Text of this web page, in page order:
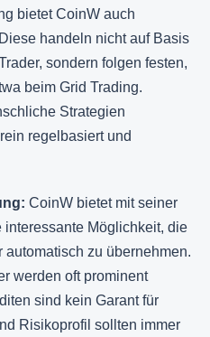
bietet CoinW auch
handeln nicht auf Basis
sondern folgen festen,
beim Grid Trading.
Strategien
regelbasiert und
CoinW bietet mit seiner
Möglichkeit, die
automatisch zu übernehmen.
werden oft prominent
sind kein Garant für
Risikoprofil sollten immer